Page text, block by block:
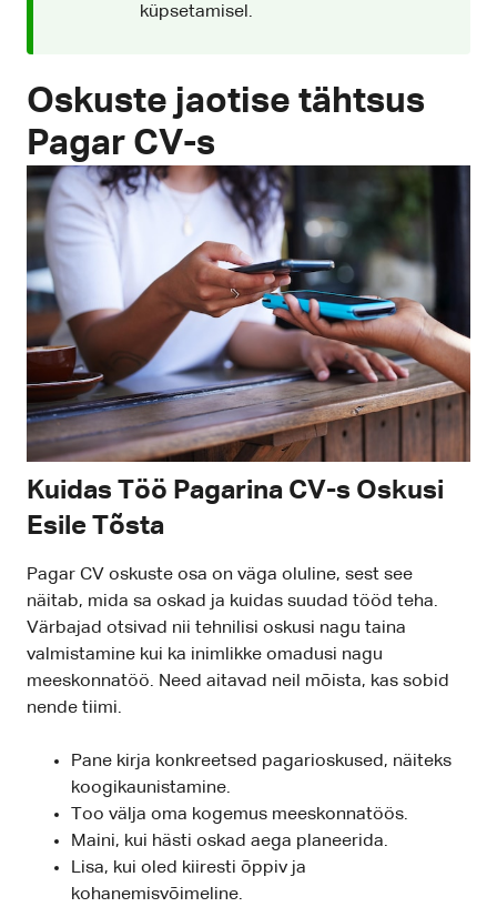
küpsetamisel.
Oskuste jaotise tähtsus
Pagar CV-s
Kuidas Töö Pagarina CV-s Oskusi
Esile Tõsta
Pagar CV oskuste osa on väga oluline, sest see
näitab, mida sa oskad ja kuidas suudad tööd teha.
Värbajad otsivad nii tehnilisi oskusi nagu taina
valmistamine kui ka inimlikke omadusi nagu
meeskonnatöö. Need aitavad neil mõista, kas sobid
nende tiimi.
Pane kirja konkreetsed pagarioskused, näiteks
koogikaunistamine.
Too välja oma kogemus meeskonnatöös.
Maini, kui hästi oskad aega planeerida.
Lisa, kui oled kiiresti õppiv ja
kohanemisvõimeline.